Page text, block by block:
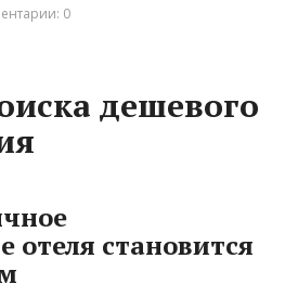
0
дешевого
отеля становится